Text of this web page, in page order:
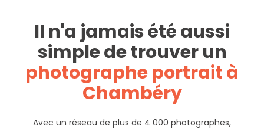
Il n'a jamais été aussi
simple de trouver un
photographe portrait à
Chambéry
Avec un réseau de plus de 4 000 photographes,